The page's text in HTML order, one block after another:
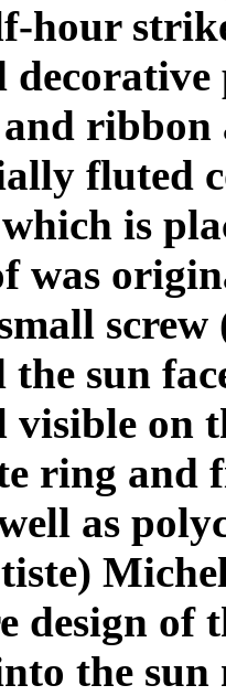
hour
fluted
is
was
screw
sun
on
ring and
as
design of
the sun